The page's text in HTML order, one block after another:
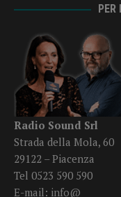
Radio Sound Srl
Strada della Mola, 60
29122 – Piacenza
Tel 0523 590 590
E-mail: info@